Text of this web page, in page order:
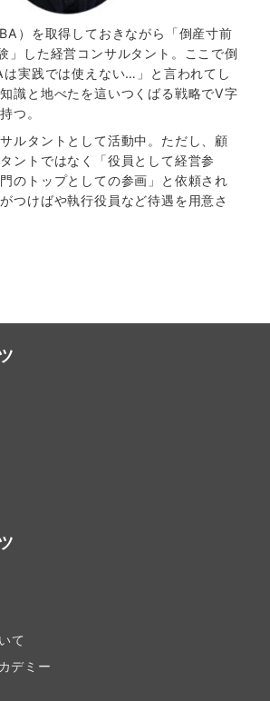
）を取得しておきながら「倒産寸前
」した経営コンサルタント。ここで倒
実践では使えない…」と言われてし
識と地べたを這いつくばる戦略でV字
つ。
ルタントとして活動中。ただし、顧
ントではなく「役員として経営参
のトップとしての参画」と依頼され
つけばや執行役員など待遇を用意さ
て
デミー